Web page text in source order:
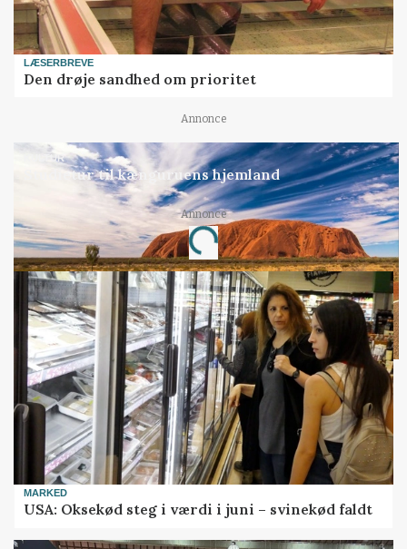
LÆSERBREVE
Den drøje sandhed om prioritet
Annonce
KULTUR
Studietur til kænguruens hjemland
Annonce
Loading...
MARKED
USA: Oksekød steg i værdi i juni – svinekød faldt